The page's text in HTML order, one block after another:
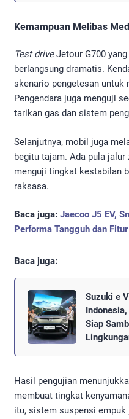
Kemampuan Melibas
Test driveJetour G700
berlangsung dramatis.
skenario pengetesan untuk
Pengendara juga menguji
tarikan gas dan sistem
Selanjutnya, mobil juga
begitu tajam. Ada pula jalur
menguji tingkat kestabilan
raksasa.
Baca juga: Jaecoo J5 EV,
Performa Tangguh dan
Baca juga:
Suzuki e
Siap
Hasil pengujian
membuat tingkat
itu, sistem suspensi